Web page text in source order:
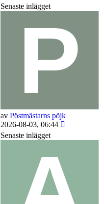
Senaste inlägget
av Pöstmästarns pöjk
2026-08-03, 06:44
Senaste inlägget